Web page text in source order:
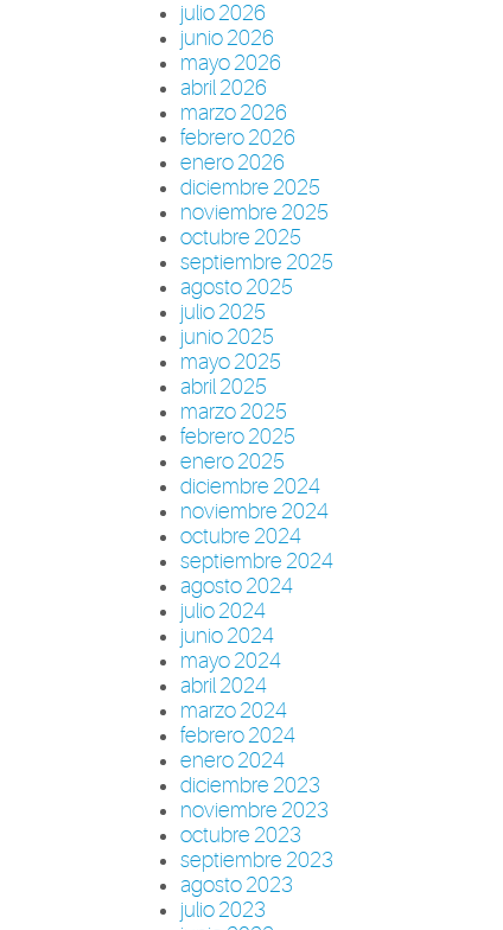
julio 2026
junio 2026
mayo 2026
abril 2026
marzo 2026
febrero 2026
enero 2026
diciembre 2025
noviembre 2025
octubre 2025
septiembre 2025
agosto 2025
julio 2025
junio 2025
mayo 2025
abril 2025
marzo 2025
febrero 2025
enero 2025
diciembre 2024
noviembre 2024
octubre 2024
septiembre 2024
agosto 2024
julio 2024
junio 2024
mayo 2024
abril 2024
marzo 2024
febrero 2024
enero 2024
diciembre 2023
noviembre 2023
octubre 2023
septiembre 2023
agosto 2023
julio 2023